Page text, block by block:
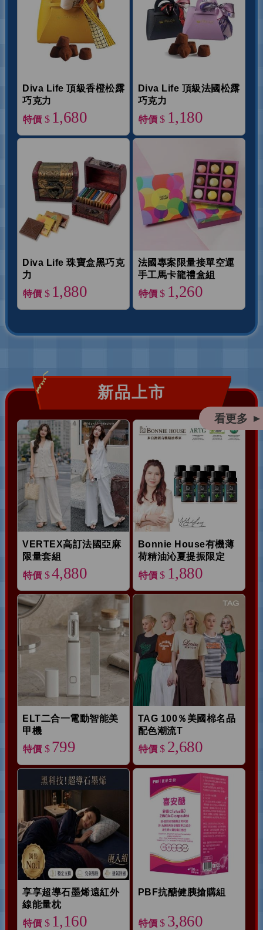
Diva Life 頂級香橙松露
巧克力
特價 $ 1,680
Diva Life 頂級法國松露
巧克力
特價 $ 1,180
Diva Life 珠寶盒黑巧克
力
特價 $ 1,880
法國專案限量接單空運
手工馬卡龍禮盒組
特價 $ 1,260
看更多 ▲
新品上市
VERTEX高訂法國亞麻
限量套組
特價 $4,880
Bonnie House有機薄
荷精油沁夏提振限定
特價 $ 1,880
ELT二合一電動智能美
甲機
特價 $ 799
TAG 100％美國棉名品
配色潮流T
特價 $ 2,680
享享超導石墨烯遠紅外
線能量枕
特價 $ 1,160
PBF抗醣健胰搶購組
特價 $ 3,860